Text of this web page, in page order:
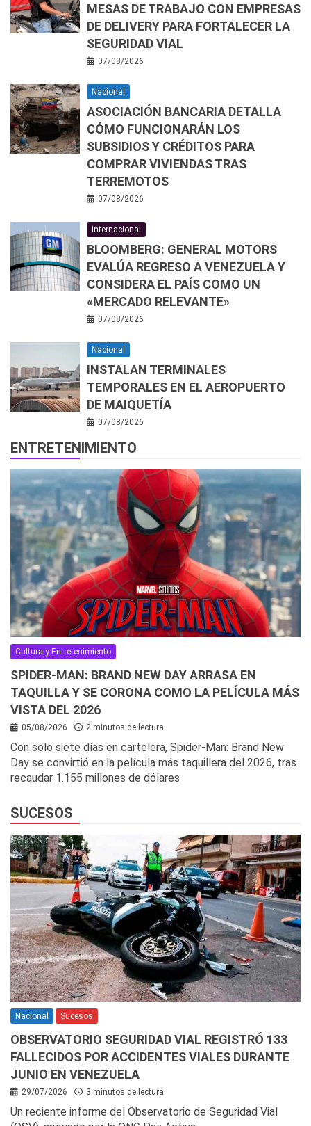
MESAS DE TRABAJO CON EMPRESAS
DE DELIVERY PARA FORTALECER LA
SEGURIDAD VIAL
07/08/2026
Nacional
ASOCIACIÓN BANCARIA DETALLA
CÓMO FUNCIONARÁN LOS
SUBSIDIOS Y CRÉDITOS PARA
COMPRAR VIVIENDAS TRAS
TERREMOTOS
07/08/2026
Internacional
BLOOMBERG: GENERAL MOTORS
EVALÚA REGRESO A VENEZUELA Y
CONSIDERA EL PAÍS COMO UN
«MERCADO RELEVANTE»
07/08/2026
Nacional
INSTALAN TERMINALES
TEMPORALES EN EL AEROPUERTO
DE MAIQUETÍA
07/08/2026
ENTRETENIMIENTO
Cultura y Entretenimiento
SPIDER-MAN: BRAND NEW DAY ARRASA EN
TAQUILLA Y SE CORONA COMO LA PELÍCULA MÁS
VISTA DEL 2026
05/08/2026 2 minutos de lectura
Con solo siete días en cartelera, Spider-Man: Brand New
Day se convirtió en la película más taquillera del 2026, tras
recaudar 1.155 millones de dólares
SUCESOS
Nacional Sucesos
OBSERVATORIO SEGURIDAD VIAL REGISTRÓ 133
FALLECIDOS POR ACCIDENTES VIALES DURANTE
JUNIO EN VENEZUELA
29/07/2026 3 minutos de lectura
Un reciente informe del Observatorio de Seguridad Vial